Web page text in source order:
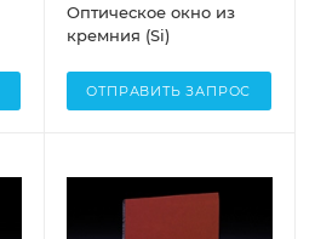
Оптическое окно из
кремния (Si)
ОТПРАВИТЬ ЗАПРОС